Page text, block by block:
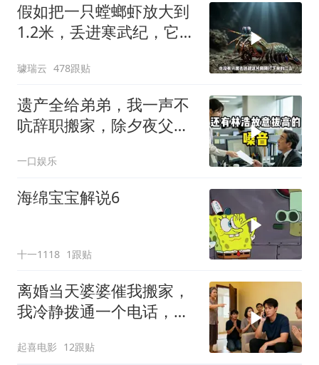
假如把一只螳螂虾放大到
1.2米，丢进寒武纪，它能
璩瑞云 478跟贴
遗产全给弟弟，我一声不
吭辞职搬家，除夕夜父亲
一口娱乐
海绵宝宝解说6
十一1118 1跟贴
离婚当天婆婆催我搬家，
我冷静拨通一个电话，全
起喜电影 12跟贴